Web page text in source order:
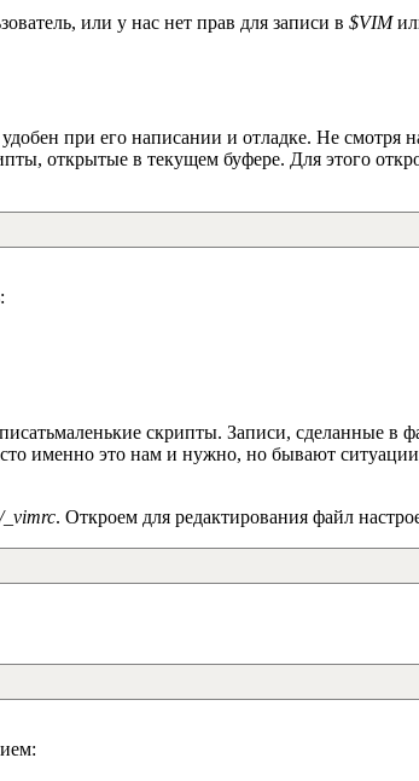
или у нас нет прав для записи в $VIM
при его написании и отладке. Не смотря
открытые в текущем буфере. Для этого
скрипты. Записи, сделанные в
именно это нам и нужно, но бывают
. Откроем для редактирования файл